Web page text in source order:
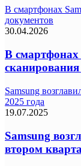
В смартфонах
документов
30.04.2026
В смартфонах
Samsung
2025 года
19.07.2025
Samsung
втором